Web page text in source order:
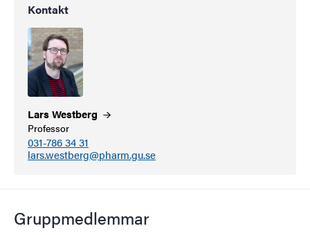
Kontakt
LarsWestberg
Professor
031-786 34 31
lars.westberg@pharm.gu.se
Gruppmedlemmar